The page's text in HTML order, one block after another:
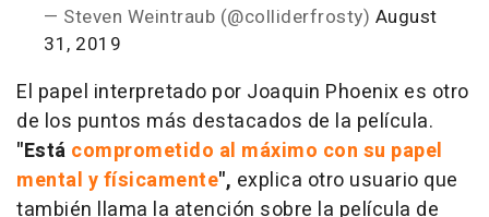
— Steven Weintraub (@colliderfrosty) August
31, 2019
El papel interpretado por Joaquin Phoenix es otro
de los puntos más destacados de la película.
"Está comprometido al máximo con su papel
mental y físicamente", explica otro usuario que
también llama la atención sobre la película de